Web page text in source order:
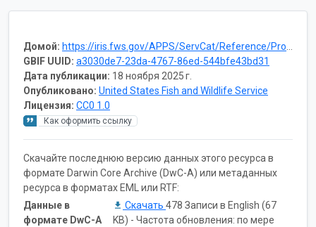
Домой: https://iris.fws.gov/APPS/ServCat/Reference/Profile/149924
GBIF UUID: a3030de7-23da-4767-86ed-544bfe43bd31
Дата публикации: 18 ноября 2025 г.
Опубликовано: United States Fish and Wildlife Service
Лицензия: CC0 1.0
Как оформить ссылку
Скачайте последнюю версию данных этого ресурса в
формате Darwin Core Archive (DwC-A) или метаданных
ресурса в форматах EML или RTF:
Данные в
формате DwC-A
Скачать 478 Записи в English (67
KB) - Частота обновления: по мере